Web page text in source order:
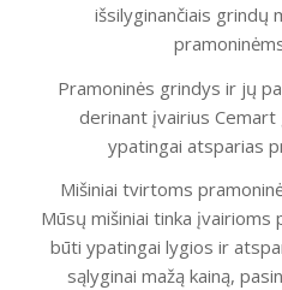
išsilyginančiais grindų
Pramoninės grindys ir jų
derinant įvairius Cemart
ypatingai atsparias
Mišiniai tvirtoms
Mūsų mišiniai tinka
būti ypatingai lygios ir
sąlyginai mažą kainą,